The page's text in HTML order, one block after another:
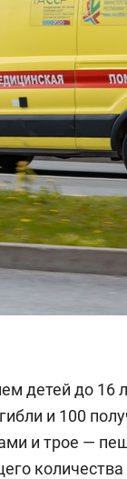
детей до 16
и 100
и трое —